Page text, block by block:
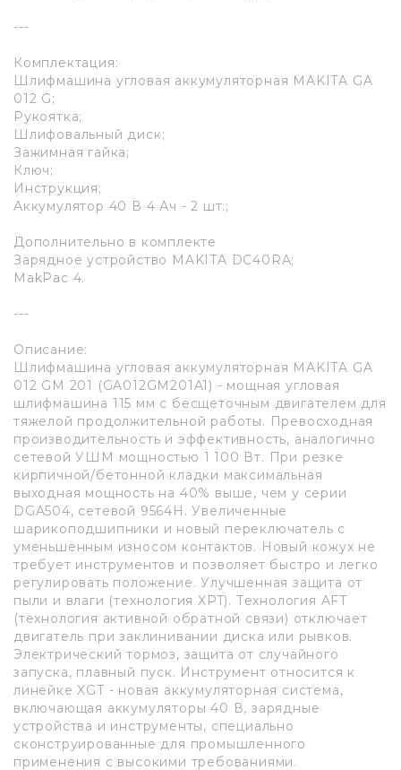
---
Комплектация:
Шлифмашина угловая аккумуляторная MAKITA GA
012 G;
Рукоятка;
Шлифовальный диск;
Зажимная гайка;
Ключ;
Инструкция;
Аккумулятор 40 В 4 Ач - 2 шт.;
Дополнительно в комплекте
Зарядное устройство MAKITA DC40RA;
MakPac 4.
---
Описание:
Шлифмашина угловая аккумуляторная MAKITA GA
012 GM 201 (GA012GM201A1) - мощная угловая
шлифмашина 115 мм с бесщеточным двигателем для
тяжелой продолжительной работы. Превосходная
производительность и эффективность, аналогично
сетевой УШМ мощностью 1 100 Вт. При резке
кирпичной/бетонной кладки максимальная
выходная мощность на 40% выше, чем у серии
DGA504, сетевой 9564H. Увеличенные
шарикоподшипники и новый переключатель с
уменьшенным износом контактов. Новый кожух не
требует инструментов и позволяет быстро и легко
регулировать положение. Улучшенная защита от
пыли и влаги (технология XPT). Технология AFT
(технология активной обратной связи) отключает
двигатель при заклинивании диска или рывков.
Электрический тормоз, защита от случайного
запуска, плавный пуск. Инструмент относится к
линейке XGT - новая аккумуляторная система,
включающая аккумуляторы 40 В, зарядные
устройства и инструменты, специально
сконструированные для промышленного
применения с высокими требованиями.